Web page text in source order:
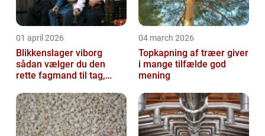
01 april 2026
Blikkenslager viborg
sådan vælger du den
rette fagmand til tag,
04 march 2026
Topkapning af træer giver
i mange tilfælde god
mening